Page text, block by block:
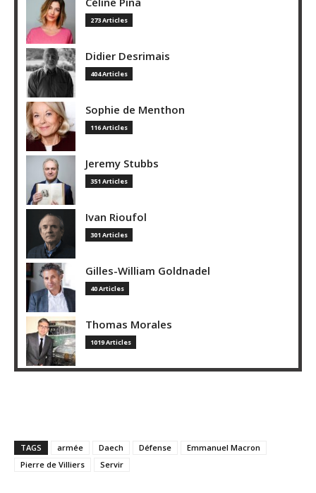
273 Articles
Didier Desrimais
404 Articles
Sophie de Menthon
116 Articles
Jeremy Stubbs
351 Articles
Ivan Rioufol
301 Articles
Gilles-William Goldnadel
40 Articles
Thomas Morales
1019 Articles
TAGS armée Daech Défense
Emmanuel Macron
Pierre de Villiers
Servir